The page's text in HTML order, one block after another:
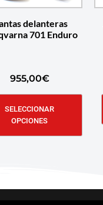
delanteras
701 Enduro
955,00€
SELECCIONAR
OPCIONES